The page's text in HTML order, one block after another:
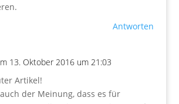
Antworten
13. Oktober 2016 um 21:03
Artikel!
der Meinung, dass es für